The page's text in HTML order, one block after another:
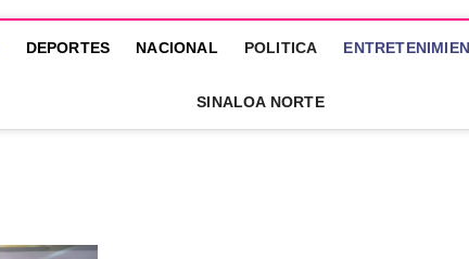
DEPORTES NACIONAL POLITICA
SINALOA NORTE